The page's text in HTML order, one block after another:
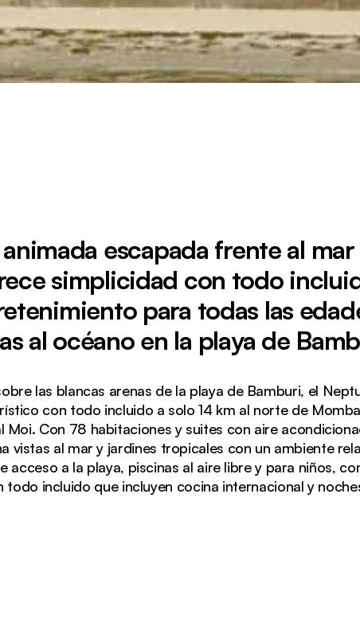
escapada frente al
simplicidad con todo
para todas las
al océano en la playa de
las blancas arenas de la playa de Bamburi, el
con todo incluido a solo 14 km al norte de
Moi. Con 78 habitaciones y suites con aire
vistas al mar y jardines tropicales con un ambiente
acceso a la playa, piscinas al aire libre y para niños,
todo incluido que incluyen cocina internacional y